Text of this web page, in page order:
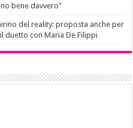
bene davvero”
del reality: proposta anche per
duetto con Maria De Filippi